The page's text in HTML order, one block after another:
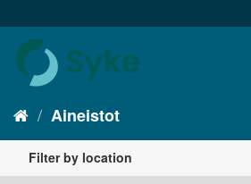
Aineistot
Filter by location